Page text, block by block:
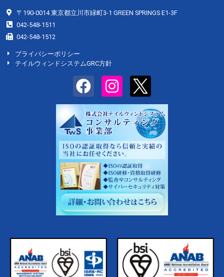
〒190-0014 東京都立川市緑町3-1 GREEN SPRINGS E1-3F
042-548-1511
042-548-1512
プライバシーポリシー
テイルウィンドシステムGRC方針